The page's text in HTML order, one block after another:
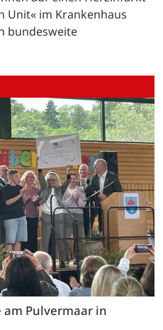
Unit« im Krankenhaus
bundesweite
am Pulvermaar in